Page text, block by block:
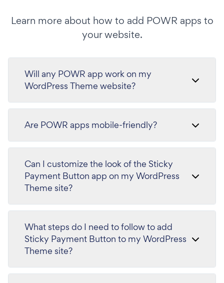
Learn more about how to add POWR apps to
your website.
Will any POWR app work on my
WordPress Theme website?
Are POWR apps mobile-friendly?
Can I customize the look of the Sticky
Payment Button app on my WordPress
Theme site?
What steps do I need to follow to add
Sticky Payment Button to my WordPress
Theme site?